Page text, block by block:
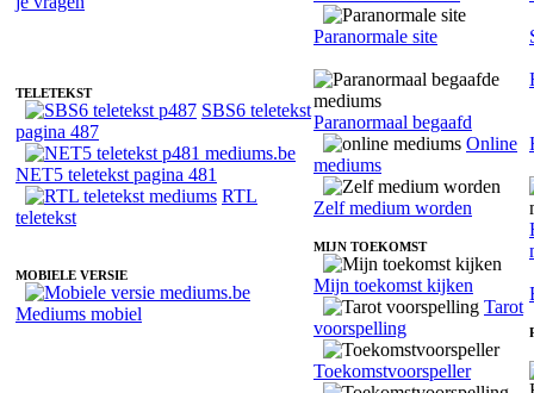
TELETEKST
SBS6 teletekst
pagina 487
NET5 teletekst pagina 481
RTL
teletekst
MOBIELE VERSIE
Mediums mobiel
Paranormale site
Paranormaal begaafd
Online
mediums
Zelf medium worden
MIJN TOEKOMST
Mijn toekomst kijken
Tarot
voorspelling
Toekomstvoorspeller